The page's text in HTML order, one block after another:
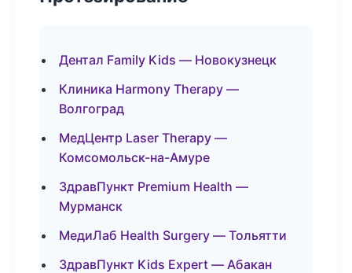
Дентал Family Kids — Новокузнецк
Клиника Harmony Therapy —
Волгоград
МедЦентр Laser Therapy —
Комсомольск-на-Амуре
ЗдравПункт Premium Health —
Мурманск
МедиЛаб Health Surgery — Тольятти
ЗдравПункт Kids Expert — Абакан